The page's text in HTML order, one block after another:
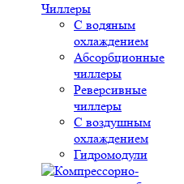
Чиллеры
С водяным
охлаждением
Абсорбционные
чиллеры
Реверсивные
чиллеры
С воздушным
охлаждением
Гидромодули